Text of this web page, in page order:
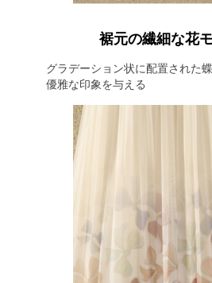
裾元の繊細な花
グラデーション状に配置された
優雅な印象を与える